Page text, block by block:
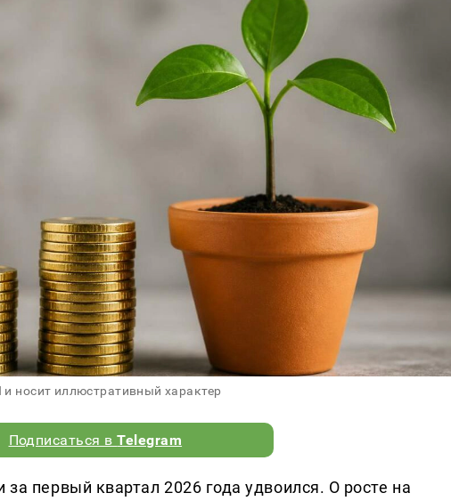
носит иллюстративный характер
Подписаться вTelegram
первый квартал 2026 года удвоился. О росте на